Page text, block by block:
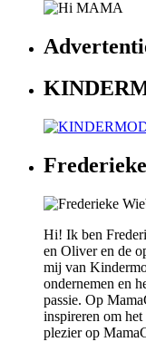
Hi! Ik ben
en Oliver en de
mij van
ondernemen en
passie. Op
inspireren om
plezier op